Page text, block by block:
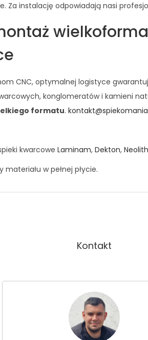
Za instalację odpowiadają nasi
CNC, optymalnej logistyce
konglomeratów i kamieni
formatu.
kwarcowe Laminam, Dekton, Neolith
w pełnej płycie.
Kontakt